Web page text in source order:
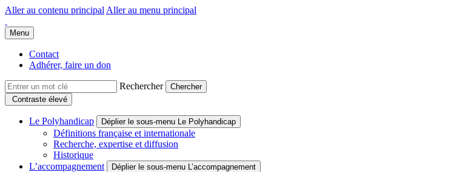
Aller au contenu principal Aller au menu principal
Groupe Polyhandicap France
Faire connaître et reconnaître les personnes polyhandicapées dans leurs droits
Menu
Contact
Adhérer, faire un don
Rechercher
Contraste élevé
Le Polyhandicap Déplier le sous-menu Le Polyhandicap
Définitions française et internationale
Recherche, expertise et diffusion
Historique
L’accompagnement
Déplier le sous-menu L’accompagnement